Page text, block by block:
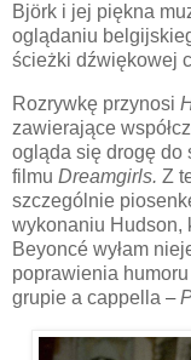
Björk i jej piękna
oglądaniu
ścieżki dźwiękowej
Rozrywkę przynosi
zawierające
ogląda się drogę do
filmu Dreamgirls. Z
szczególnie
wykonaniu Hudson,
Beyoncé wyłam
poprawienia
grupie a cappella –